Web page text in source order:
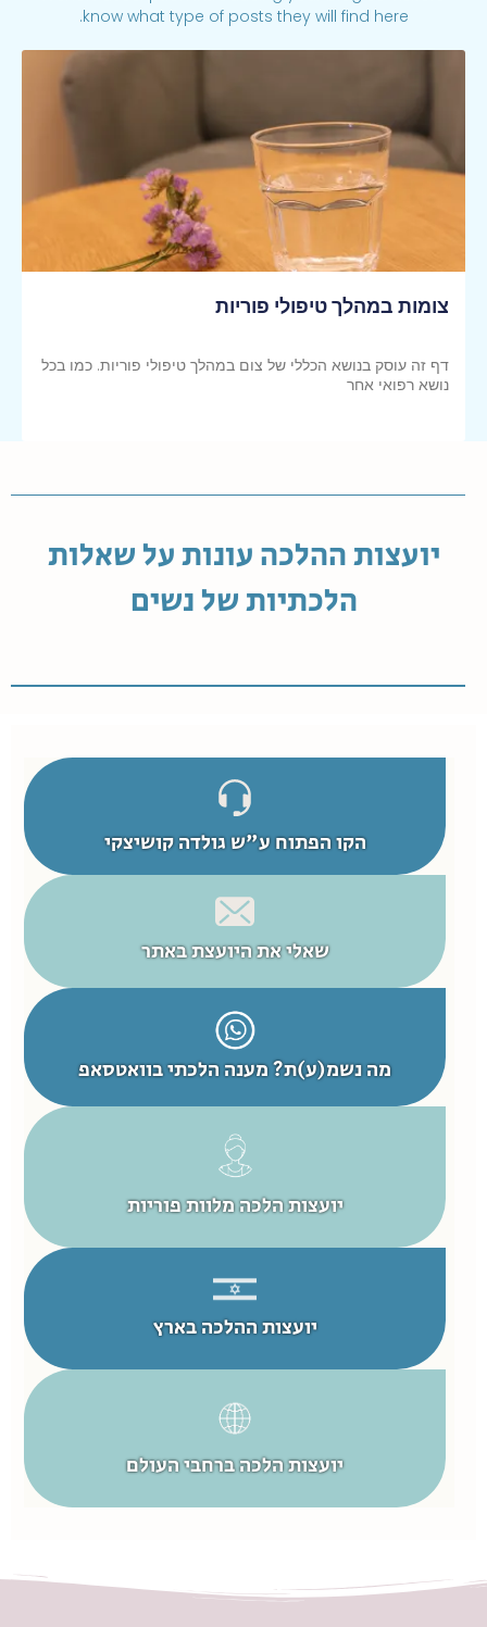
know what type of posts they will find here.
צומות במהלך טיפולי פוריות
דף זה עוסק בנושא הכללי של צום במהלך טיפולי פוריות. כמו בכל
נושא רפואי אחר
יועצות ההלכה עונות על שאלות
הלכתיות של נשים
הקו הפתוח ע"ש גולדה קושיצקי
שאלי את היועצת באתר
מה נשמ(ע)ת? מענה הלכתי בוואטסאפ
יועצות הלכה מלוות פוריות
יועצות ההלכה בארץ
יועצות הלכה ברחבי העולם